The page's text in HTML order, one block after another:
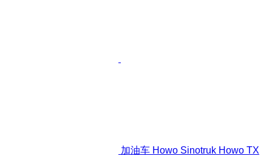
加油车 Howo Sinotruk Howo TX